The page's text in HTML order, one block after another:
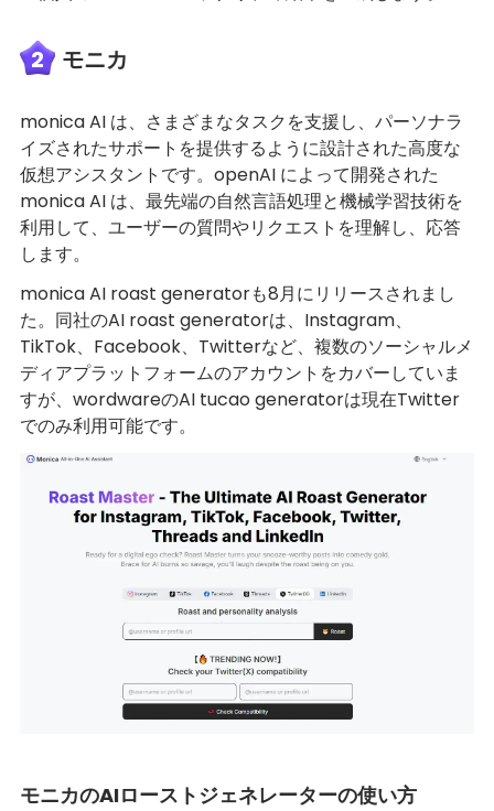
2 モニカ
monica AI は、さまざまなタスクを支援し、パーソナラ
イズされたサポートを提供するように設計された高度な
仮想アシスタントです。openAI によって開発された
monica AI は、最先端の自然言語処理と機械学習技術を
利用して、ユーザーの質問やリクエストを理解し、応答
します。
monica AI roast generatorも8月にリリースされまし
た。同社のAI roast generatorは、Instagram、
TikTok、Facebook、Twitterなど、複数のソーシャルメ
ディアプラットフォームのアカウントをカバーしていま
すが、wordwareのAI tucao generatorは現在Twitter
でのみ利用可能です。
モニカのAIローストジェネレーターの使い方